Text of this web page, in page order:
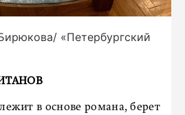
«Петербургский
в основе романа, берет